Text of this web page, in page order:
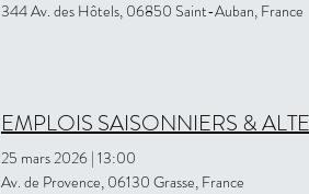
344 Av. des Hôtels, 06850 Saint-Auban, France
EMPLOIS SAISONNIERS &
25 mars 2026 | 13:00
Av. de Provence, 06130 Grasse, France